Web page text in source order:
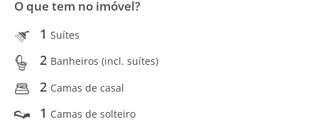
O que tem no imóvel?
1 Suítes
2 Banheiros (incl. suítes)
2 Camas de casal
1 Camas de solteiro